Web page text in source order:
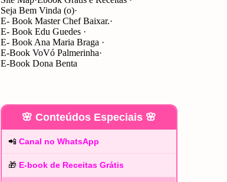
Seja Bem Vinda (o)
E- Book Master Chef Baixar.
E- Book Edu Guedes
E- Book Ana Maria Braga
E-Book VoVó Palmerinha
E-Book Dona Benta
🌸 Conteúdos Especiais 🌸
📲 Canal no WhatsApp
🎁 E-book de Receitas Grátis